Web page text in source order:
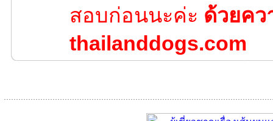
สอบก่อนนะค่ะ ด้วยคว
thailanddogs.com